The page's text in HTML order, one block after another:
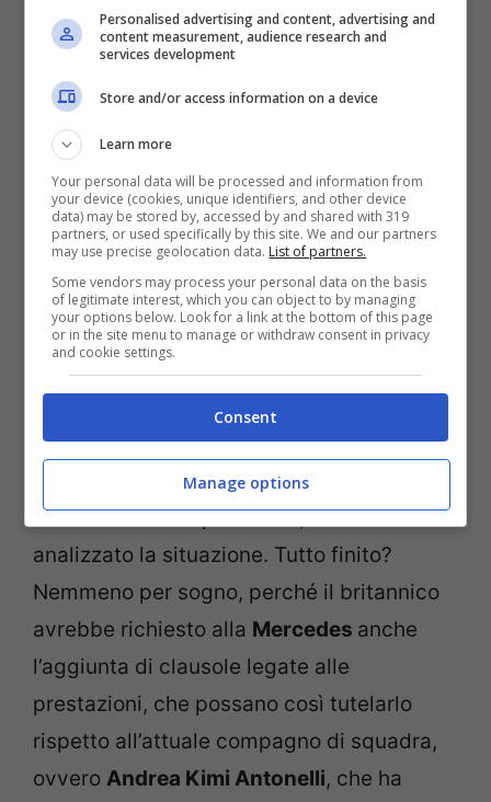
2027 in avanti. E di scossoni o
accelerazioni nella trattativa, sino a questo
momento, non ce ne sono stati.
Mercedes, cosa c’è dietro il
mancato rinnovo di George
Russell
George Russellavrebbe richiesto un
accordo pluriennale,oltre ad uno
stipendio di circa 20 milioni di dollari
l’anno, aumentando rispetto a quello
attuale da 16 milioni di euro, come riporta
il sito web “Autosport Web“, che ha
analizzato la situazione. Tutto finito?
Nemmeno per sogno, perché il britannico
avrebbe richiesto alla Mercedes anche
l’aggiunta di clausole legate alle
prestazioni, che possano così tutelarlo
rispetto all’attuale compagno di squadra,
ovvero Andrea Kimi Antonelli, che ha
Personalised advertising and content, advertising and
content measurement, audience research and
services development
Store and/or access information on a device
Learn more
Your personal data will be processed and information from
your device (cookies, unique identifiers, and other device
data) may be stored by, accessed by and shared with 319
partners, or used specifically by this site. We and our partners
may use precise geolocation data. List of partners.
Some vendors may process your personal data on the basis
of legitimate interest, which you can object to by managing
your options below. Look for a link at the bottom of this page
or in the site menu to manage or withdraw consent in privacy
and cookie settings.
Consent
Manage options